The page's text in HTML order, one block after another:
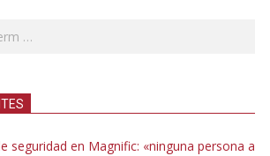
seguridad en Magnific: «ninguna persona a